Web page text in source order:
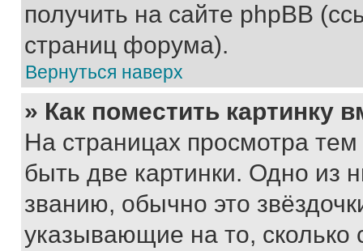
получить на сайте phpBB
страниц форума).
Вернуться наверх
» Как поместить картинку
На страницах просмотра
быть две картинки. Одно из
званию, обычно это
указывающие на то,